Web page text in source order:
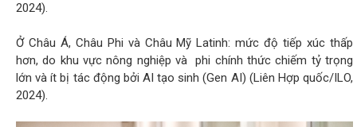
2024).
Ở Châu Á, Châu Phi và Châu Mỹ Latinh: mức độ tiếp xúc thấp
hơn, do khu vực nông nghiệp và phi chính thức chiếm tỷ trọng
lớn và ít bị tác động bởi AI tạo sinh (Gen AI) (Liên Hợp quốc/ILO,
2024).